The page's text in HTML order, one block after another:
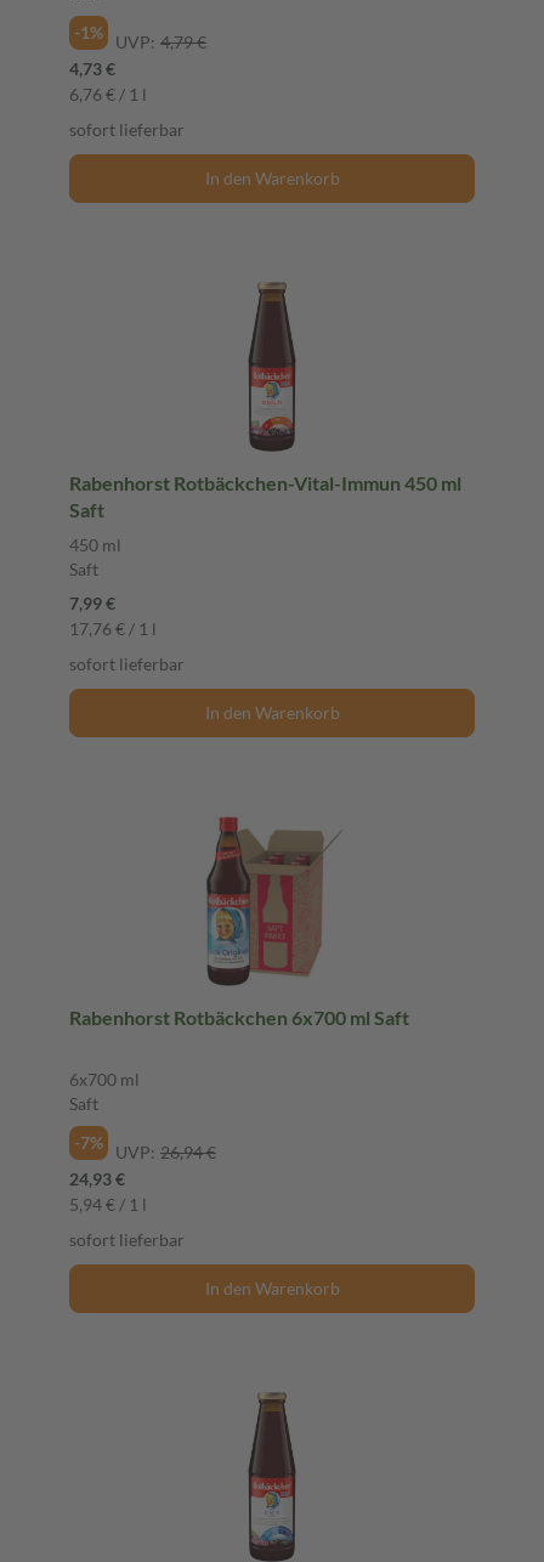
-1%
UVP: 4,79 €
4,73 €
6,76 € / 1 l
sofort lieferbar
In den Warenkorb
Rabenhorst Rotbäckchen-Vital-Immun 450 ml
Saft
450 ml
Saft
7,99 €
17,76 € / 1 l
sofort lieferbar
In den Warenkorb
Rabenhorst Rotbäckchen 6x700 ml Saft
6x700 ml
Saft
-7%
UVP: 26,94 €
24,93 €
5,94 € / 1 l
sofort lieferbar
In den Warenkorb